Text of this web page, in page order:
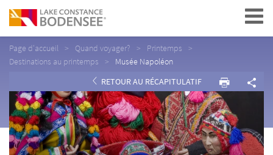
Navigation
Page d'accueil Quand voyager?
Printemps
Destinations au printemps
Musée Napoléon
RETOUR AU RÉCAPITULATIF